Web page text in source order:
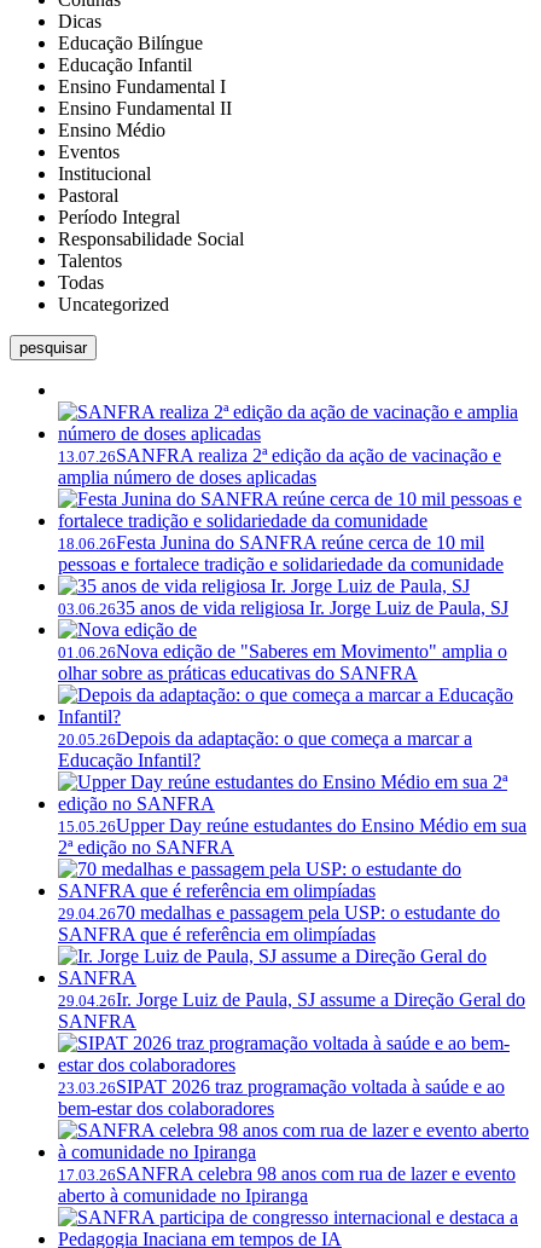
Dicas
Educação Bilíngue
Educação Infantil
Ensino Fundamental I
Ensino Fundamental II
Ensino Médio
Eventos
Institucional
Pastoral
Período Integral
Responsabilidade Social
Talentos
Todas
Uncategorized
pesquisar
13.07.26SANFRA realiza 2ª edição da ação de vacinação e
amplia número de doses aplicadas
18.06.26Festa Junina do SANFRA reúne cerca de 10 mil
pessoas e fortalece tradição e solidariedade da comunidade
03.06.2635 anos de vida religiosa Ir. Jorge Luiz de Paula, SJ
01.06.26Nova edição de "Saberes em Movimento" amplia o
olhar sobre as práticas educativas do SANFRA
20.05.26Depois da adaptação: o que começa a marcar a
Educação Infantil?
15.05.26Upper Day reúne estudantes do Ensino Médio em sua
2ª edição no SANFRA
29.04.2670 medalhas e passagem pela USP: o estudante do
SANFRA que é referência em olimpíadas
29.04.26Ir. Jorge Luiz de Paula, SJ assume a Direção Geral do
SANFRA
23.03.26SIPAT 2026 traz programação voltada à saúde e ao
bem-estar dos colaboradores
17.03.26SANFRA celebra 98 anos com rua de lazer e evento
aberto à comunidade no Ipiranga